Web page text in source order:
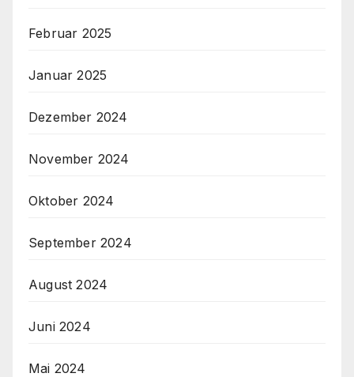
Februar 2025
Januar 2025
Dezember 2024
November 2024
Oktober 2024
September 2024
August 2024
Juni 2024
Mai 2024